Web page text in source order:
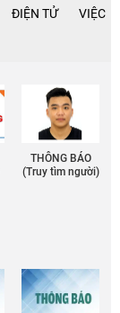
ĐIỆN TỬ VIỆC
THÔNG BÁO
(Truy tìm người)